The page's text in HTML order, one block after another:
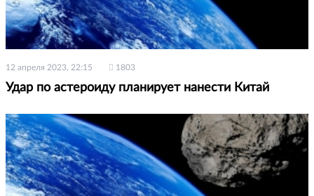
12 апреля 2023, 22:15 1803
Удар по астероиду планирует нанести Китай